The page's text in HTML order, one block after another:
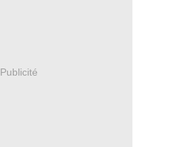
Publicité